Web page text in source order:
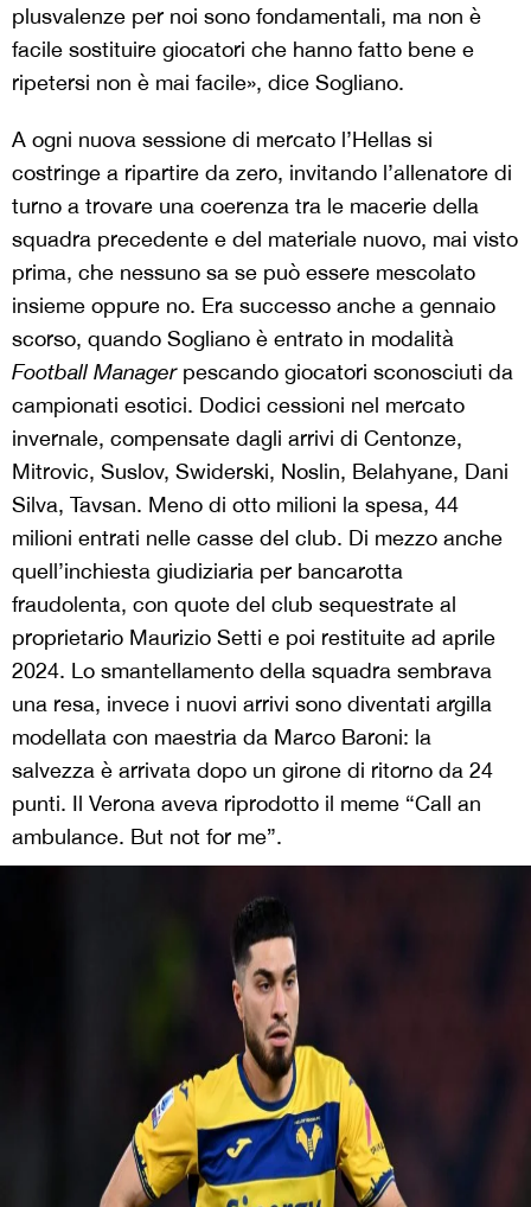
plusvalenze per noi sono fondamentali, ma non è
facile sostituire giocatori che hanno fatto bene e
ripetersi non è mai facile», dice Sogliano.
A ogni nuova sessione di mercato l’Hellas si
costringe a ripartire da zero, invitando l’allenatore di
turno a trovare una coerenza tra le macerie della
squadra precedente e del materiale nuovo, mai visto
prima, che nessuno sa se può essere mescolato
insieme oppure no. Era successo anche a gennaio
scorso, quando Sogliano è entrato in modalità
Football Managerpescando giocatori sconosciuti da
campionati esotici. Dodici cessioni nel mercato
invernale, compensate dagli arrivi di Centonze,
Mitrovic, Suslov, Swiderski, Noslin, Belahyane, Dani
Silva, Tavsan. Meno di otto milioni la spesa, 44
milioni entrati nelle casse del club. Di mezzo anche
quell’inchiesta giudiziaria per bancarotta
fraudolenta, con quote del club sequestrate al
proprietario Maurizio Setti e poi restituite ad aprile
2024. Lo smantellamento della squadra sembrava
una resa, invece i nuovi arrivi sono diventati argilla
modellata con maestria da Marco Baroni: la
salvezza è arrivata dopo un girone di ritorno da 24
punti. Il Verona aveva riprodotto il meme “Call an
ambulance. But not for me”.